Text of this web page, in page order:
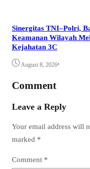
Sinergitas TNI–Polri,
Keamanan Wilayah
Kejahatan 3C
August 8, 2026•
Comment
Leave a Reply
Your email address will
marked *
Comment *